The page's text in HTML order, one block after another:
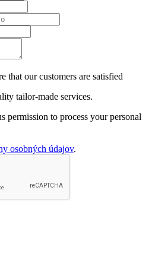
that our customers are satisfied
tailor-made services.
permission to process your personal
osobných údajov.